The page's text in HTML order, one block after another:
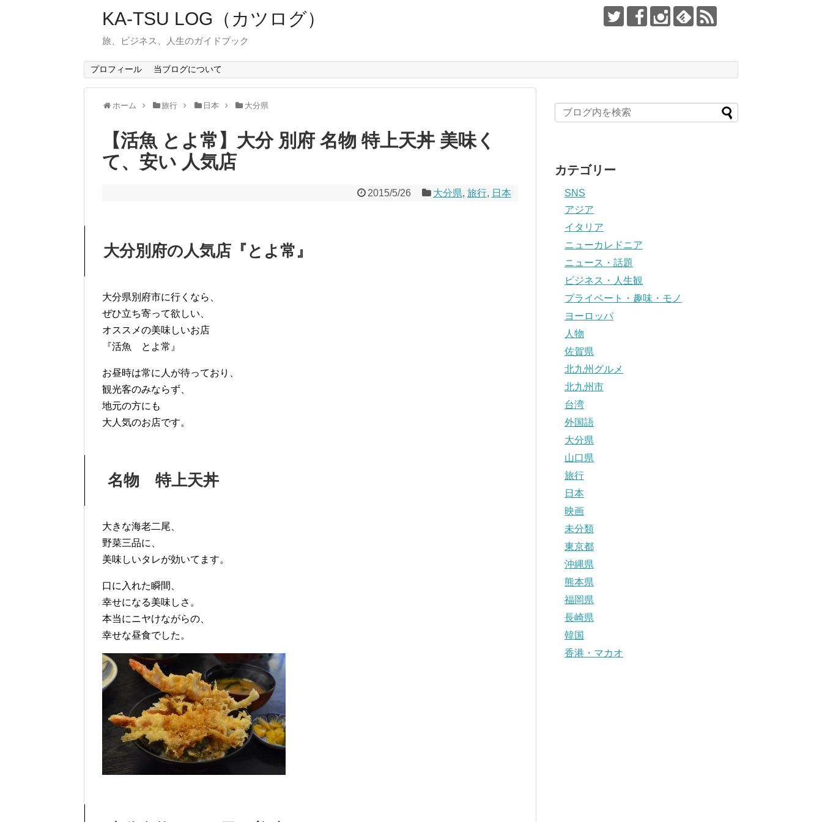
KA-TSU LOG（カツログ）
旅、ビジネス、人生のガイドブック
プロフィール 当ブログについて
ホーム 旅行 日本 大分県
【活魚 とよ常】大分 別府 名物 特上天丼 美味く
て、安い 人気店
2015/5/26 大分県, 旅行, 日本
大分別府の人気店『とよ常』
大分県別府市に行くなら、
ぜひ立ち寄って欲しい、
オススメの美味しいお店
『活魚 とよ常』
お昼時は常に人が待っており、
観光客のみならず、
地元の方にも
大人気のお店です。
名物 特上天丼
大きな海老二尾、
野菜三品に、
美味しいタレが効いてます。
口に入れた瞬間、
幸せになる美味しさ。
本当にニヤけながらの、
幸せな昼食でした。
カテゴリー
SNS
アジア
イタリア
ニューカレドニア
ニュース・話題
ビジネス・人生観
プライベート・趣味・モノ
ヨーロッパ
人物
佐賀県
北九州グルメ
北九州市
台湾
外国語
大分県
山口県
旅行
日本
映画
未分類
東京都
沖縄県
熊本県
福岡県
長崎県
韓国
香港・マカオ